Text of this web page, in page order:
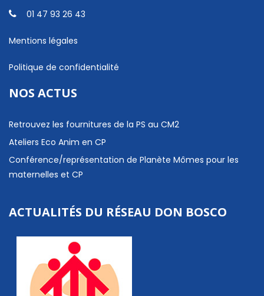
01 47 93 26 43
Mentions légales
Politique de confidentialité
NOS ACTUS
Retrouvez les fournitures de la PS au CM2
Ateliers Eco Anim en CP
Conférence/représentation de Planète Mômes pour les
maternelles et CP
ACTUALITÉS DU RÉSEAU DON BOSCO